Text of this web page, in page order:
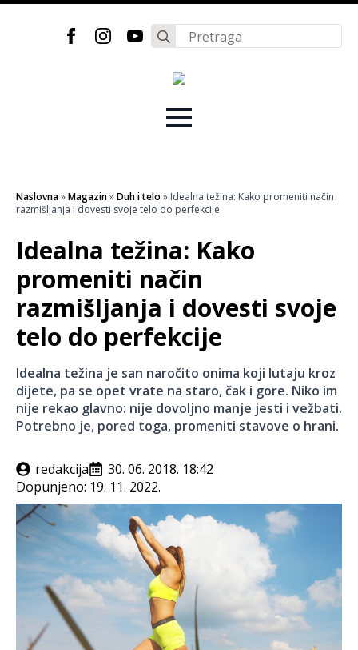
Search
for:
Naslovna»Magazin»Duh i telo » Idealna težina: Kako promeniti način
razmišljanja i dovesti svoje telo do perfekcije
Idealna težina: Kako
promeniti način
razmišljanja i dovesti svoje
telo do perfekcije
Idealna težina je san naročito onima koji lutaju kroz
dijete, pa se opet vrate na staro, čak i gore. Niko im
nije rekao glavno: nije dovoljno manje jesti i vežbati.
Potrebno je, pored toga, promeniti stavove o hrani.
redakcija
30. 06. 2018. 18:42
Dopunjeno: 19. 11. 2022.